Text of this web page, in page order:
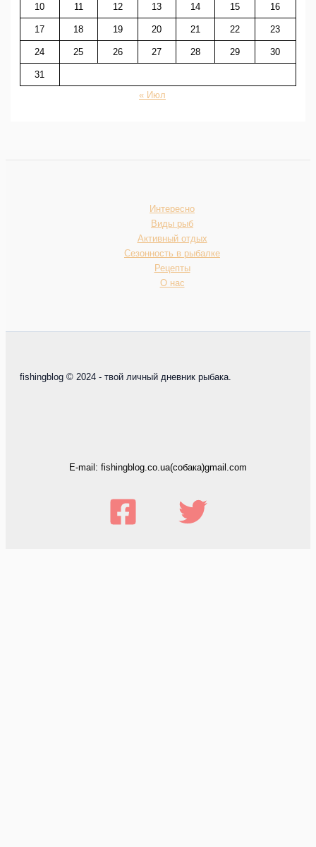
10 11 12 13 14 15 16
17 18 19 20 21 22 23
24 25 26 27 28 29 30
31
« Июл
Интересно
Виды рыб
Активный отдых
Сезонность в рыбалке
Рецепты
О нас
fishingblog © 2024 - твой личный дневник рыбака.
E-mail: fishingblog.co.ua(собака)gmail.com